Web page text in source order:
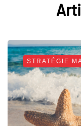
STRATÉGIE